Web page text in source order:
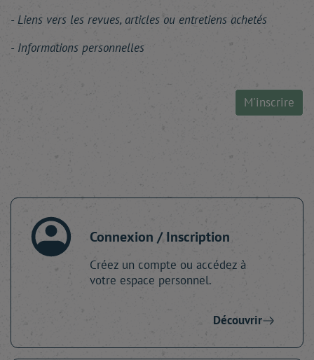
Liens vers les revues, articles ou entretiens achetés
Informations personnelles
M'inscrire
Connexion / Inscription
Créez un compte ou accédez à
votre espace personnel.
Découvrir